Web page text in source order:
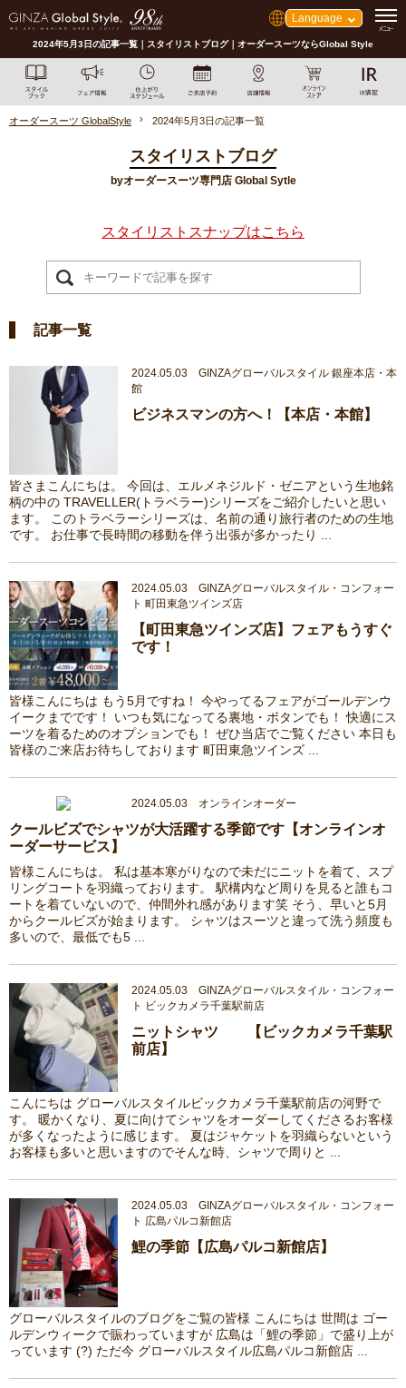
Language
2024年5月3日の記事一覧｜スタイリストブログ｜オーダースーツならGlobal Style
オーダースーツ GlobalStyle 2024年5月3日の記事一覧
スタイリストブログ
byオーダースーツ専門店 Global Sytle
スタイリストスナップはこちら
記事一覧
2024.05.03 GINZAグローバルスタイル 銀座本店・本
館
ビジネスマンの方へ！【本店・本館】
皆さまこんにちは。 今回は、エルメネジルド・ゼニアという生地銘
柄の中の TRAVELLER(トラベラー)シリーズをご紹介したいと思い
ます。 このトラベラーシリーズは、名前の通り旅行者のための生地
です。 お仕事で長時間の移動を伴う出張が多かったり ...
2024.05.03 GINZAグローバルスタイル・コンフォー
ト 町田東急ツインズ店
【町田東急ツインズ店】フェアもうすぐ
です！
皆様こんにちは もう5月ですね！ 今やってるフェアがゴールデンウ
イークまでです！ いつも気になってる裏地・ボタンでも！ 快適にス
ーツを着るためのオプションでも！ ぜひ当店でご覧ください 本日も
皆様のご来店お待ちしております 町田東急ツインズ ...
2024.05.03 オンラインオーダー
クールビズでシャツが大活躍する季節です【オンラインオ
ーダーサービス】
皆様こんにちは。 私は基本寒がりなので未だにニットを着て、スプ
リングコートを羽織っております。 駅構内など周りを見ると誰もコ
ートを着ていないので、仲間外れ感があります笑 そう、早いと5月
からクールビズが始まります。 シャツはスーツと違って洗う頻度も
多いので、最低でも5 ...
2024.05.03 GINZAグローバルスタイル・コンフォー
ト ビックカメラ千葉駅前店
ニットシャツ 【ビックカメラ千葉駅
前店】
こんにちは グローバルスタイルビックカメラ千葉駅前店の河野で
す。 暖かくなり、夏に向けてシャツをオーダーしてくださるお客様
が多くなったように感じます。 夏はジャケットを羽織らないという
お客様も多いと思いますのでそんな時、シャツで周りと ...
2024.05.03 GINZAグローバルスタイル・コンフォー
ト 広島パルコ新館店
鯉の季節【広島パルコ新館店】
グローバルスタイルのブログをご覧の皆様 こんにちは 世間は ゴー
ルデンウィークで賑わっていますが 広島は「鯉の季節」で盛り上が
っています (?) ただ今 グローバルスタイル広島パルコ新館店 ...